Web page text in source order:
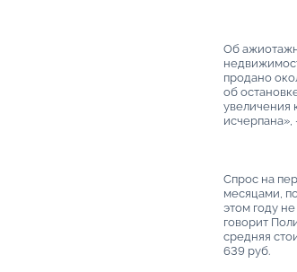
Об
продано
об
увеличения
Спрос на
месяцами,
этом году
говорит
средняя
639 руб.